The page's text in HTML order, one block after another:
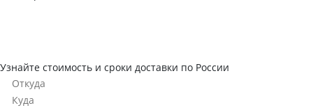
Узнайте стоимость и сроки доставки по России